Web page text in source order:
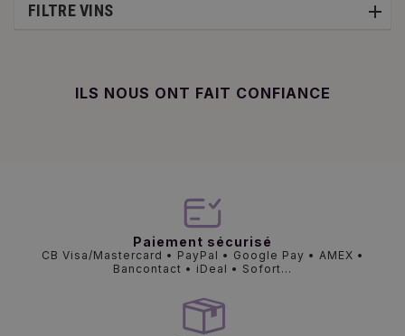
FILTRE VINS
ILS NOUS ONT FAIT CONFIANCE
Paiement sécurisé
CB Visa/Mastercard • PayPal • Google Pay • AMEX •
Bancontact • iDeal • Sofort...